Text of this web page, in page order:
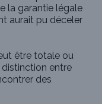
la garantie légale
aurait pu déceler
être totale ou
entre
des